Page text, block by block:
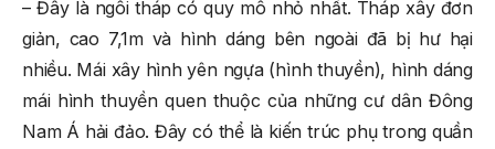
– Đây là ngôi tháp có quy mô nhỏ nhất. Tháp xây đơn
giản, cao 7,1m và hình dáng bên ngoài đã bị hư hại
nhiều. Mái xây hình yên ngựa (hình thuyền), hình dáng
mái hình thuyền quen thuộc của những cư dân Đông
Nam Á hải đảo. Đây có thể là kiến trúc phụ trong quần